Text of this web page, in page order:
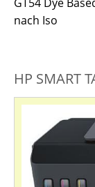
nach Iso
HP SMART